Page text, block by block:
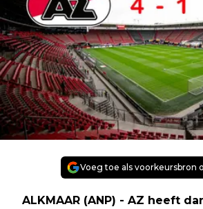
Voeg toe als voorkeursbron
ALKMAAR (ANP) - AZ heeft